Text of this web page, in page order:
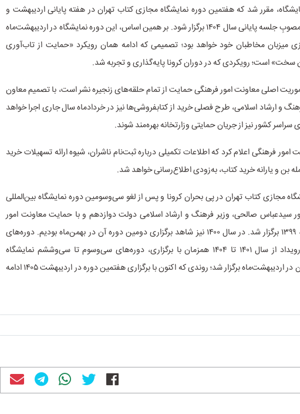
مقرر شد که هفتمین دوره نمایشگاه مجازی کتاب تهران در هفته پایانی اردیبهشت و
مقارن با بازه زمانی مصوبِ جلسه پایانی سال ۱۴۰۴ برگزار شود. بر همین اساس، این دوره نمایشگاه در اردیبهشت‌ماه
میزبان مخاطبان خود خواهد بود؛ تصمیمی که ادامه همان رویکرد «حمایت از تاب‌آوری
است؛ رویکردی که در دوران کرونا پایه‌گذاری و تجربه شد.
اصلی معاونت امور فرهنگی حمایت از تمام حلقه‌های زنجیره نشر است، با تصمیم معاون
و ارشاد اسلامی، طرح‌ فصلی خرید از کتابفروشی‌ها نیز در خردادماه سال جاری اجرا خواهد
کشور نیز از جریان حمایتی وزارتخانه بهره‌مند شوند.
فرهنگی اعلام کرد که اطلاعات تکمیلی درباره ثبت‌نام ناشران، شیوه ارائه تسهیلات خرید
بن و یارانه‌ خرید کتاب، به‌زودی اطلاع‌رسانی خواهد شد.
مجازی کتاب تهران در پی بحران کرونا و پس از لغو سی‌وسومین دوره نمایشگاه بین‌المللی
سیدعباس صالحی، وزیر فرهنگ و ارشاد اسلامی دولت دوازدهم و با حمایت معاونت امور
فرهنگی در بهمن‌ماه ۱۳۹۹ برگزار شد. در سال ۱۴۰۰ نیز شاهد برگزاری دومین دوره آن در بهمن‌ماه بودیم. دوره‌های
سوم تا ششم این رویداد از سال ۱۴۰۱ تا ۱۴۰۴ همزمان با برگزاری، دوره‌های سی‌وسوم تا سی‌وششم نمایشگاه
بین‌المللی کتاب تهران در اردیبهشت‌ماه برگزار شد؛ روندی که اکنون با برگزاری هفتمین دوره در اردیبهشت ۱۴۰۵ ادامه